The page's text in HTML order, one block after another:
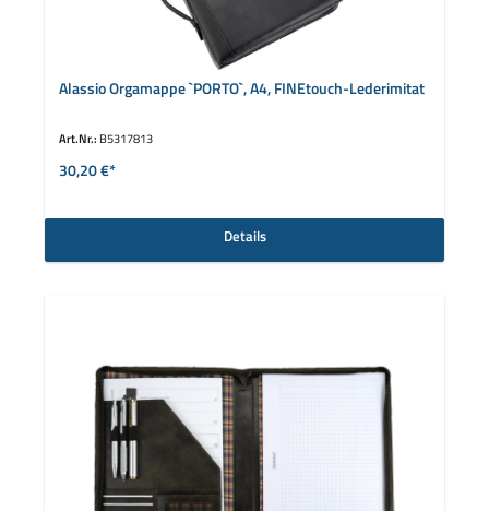
Alassio Orgamappe `PORTO`, A4, FINEtouch-Lederimitat
Art.Nr.: B5317813
30,20 €*
Details